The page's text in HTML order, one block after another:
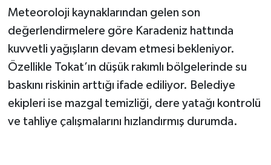
Meteoroloji kaynaklarından gelen son
değerlendirmelere göre Karadeniz hattında
kuvvetli yağışların devam etmesi bekleniyor.
Özellikle Tokat’ın düşük rakımlı bölgelerinde su
baskını riskinin arttığı ifade ediliyor. Belediye
ekipleri ise mazgal temizliği, dere yatağı kontrolü
ve tahliye çalışmalarını hızlandırmış durumda.